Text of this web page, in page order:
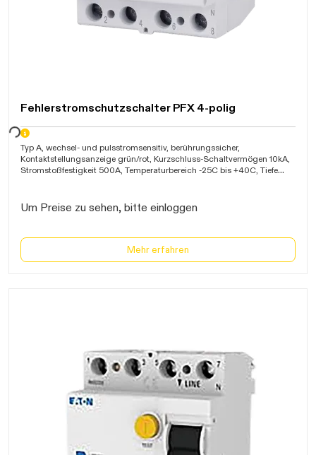
Fehlerstromschutzschalter PFX 4-polig
Typ A, wechsel- und pulsstromsensitiv, berührungssicher,
Kontaktstellungsanzeige grün/rot, Kurzschluss-Schaltvermögen 10kA,
Stromstoßfestigkeit 500A, Temperaturbereich -25C bis +40C, Tiefe
Um Preise zu sehen, bitte einloggen
Mehr erfahren